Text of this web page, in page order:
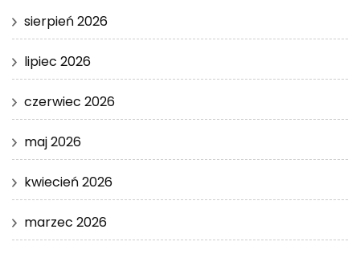
sierpień 2026
lipiec 2026
czerwiec 2026
maj 2026
kwiecień 2026
marzec 2026